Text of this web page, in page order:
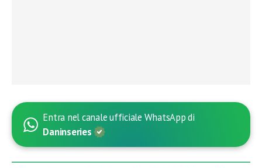
Entra nel canale ufficiale WhatsApp di
Daninseries